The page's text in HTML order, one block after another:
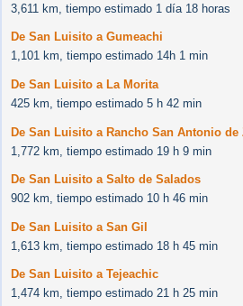
3,611 km, tiempo estimado 1 día 18 horas
De San Luisito a Gumeachi
1,101 km, tiempo estimado 14h 1 min
De San Luisito a La Morita
425 km, tiempo estimado 5 h 42 min
De San Luisito a Rancho San Antonio de
1,772 km, tiempo estimado 19 h 9 min
De San Luisito a Salto de Salados
902 km, tiempo estimado 10 h 46 min
De San Luisito a San Gil
1,613 km, tiempo estimado 18 h 45 min
De San Luisito a Tejeachic
1,474 km, tiempo estimado 21 h 25 min